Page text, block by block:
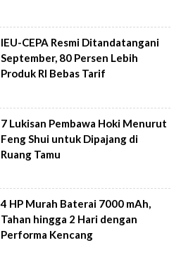
IEU-CEPA Resmi Ditandatangani
September, 80 Persen Lebih
Produk RI Bebas Tarif
7 Lukisan Pembawa Hoki Menurut
Feng Shui untuk Dipajang di
Ruang Tamu
4 HP Murah Baterai 7000 mAh,
Tahan hingga 2 Hari dengan
Performa Kencang